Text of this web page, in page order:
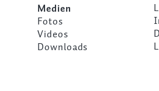
Medien
Fotos
Videos
Downloads